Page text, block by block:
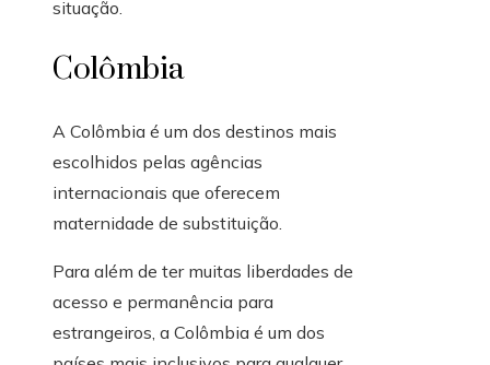
situação.
Colômbia
A Colômbia é um dos destinos mais
escolhidos pelas agências
internacionais que oferecem
maternidade de substituição.
Para além de ter muitas liberdades de
acesso e permanência para
estrangeiros, a Colômbia é um dos